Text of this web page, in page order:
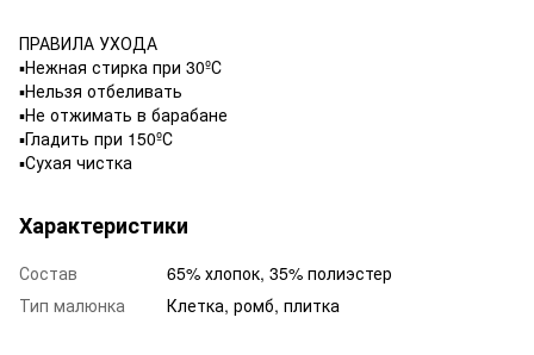
ПРАВИЛА УХОДА
▪️Нежная стирка при 30ºС
▪️Нельзя отбеливать
▪️Не отжимать в барабане
▪️Гладить при 150ºС
▪️Сухая чистка
Характеристики
Состав
65% хлопок, 35% полиэстер
Тип малюнка
Клетка, ромб, плитка